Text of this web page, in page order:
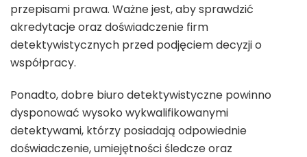
przepisami prawa. Ważne jest, aby sprawdzić
akredytacje oraz doświadczenie firm
detektywistycznych przed podjęciem decyzji o
współpracy.
Ponadto, dobre biuro detektywistyczne powinno
dysponować wysoko wykwalifikowanymi
detektywami, którzy posiadają odpowiednie
doświadczenie, umiejętności śledcze oraz